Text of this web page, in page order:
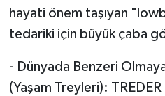
hayati önem taşıyan
tedariki için büyük çaba
- Dünyada Benzeri
(Yaşam Treyleri):